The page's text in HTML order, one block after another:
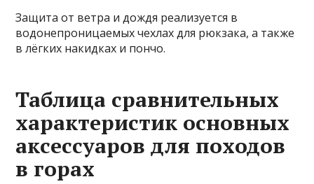
Защита от ветра и дождя реализуется в
водонепроницаемых чехлах для рюкзака, а также
в лёгких накидках и пончо.
Таблица сравнительных
характеристик основных
аксессуаров для походов
в горах